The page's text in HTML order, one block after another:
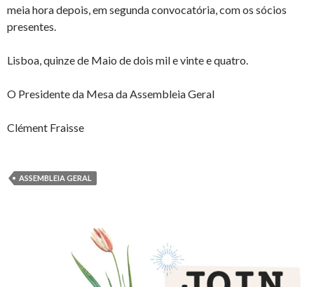
meia hora depois, em segunda convocatória, com os sócios
presentes.
Lisboa, quinze de Maio de dois mil e vinte e quatro.
O Presidente da Mesa da Assembleia Geral
Clément Fraisse
ASSEMBLEIA GERAL